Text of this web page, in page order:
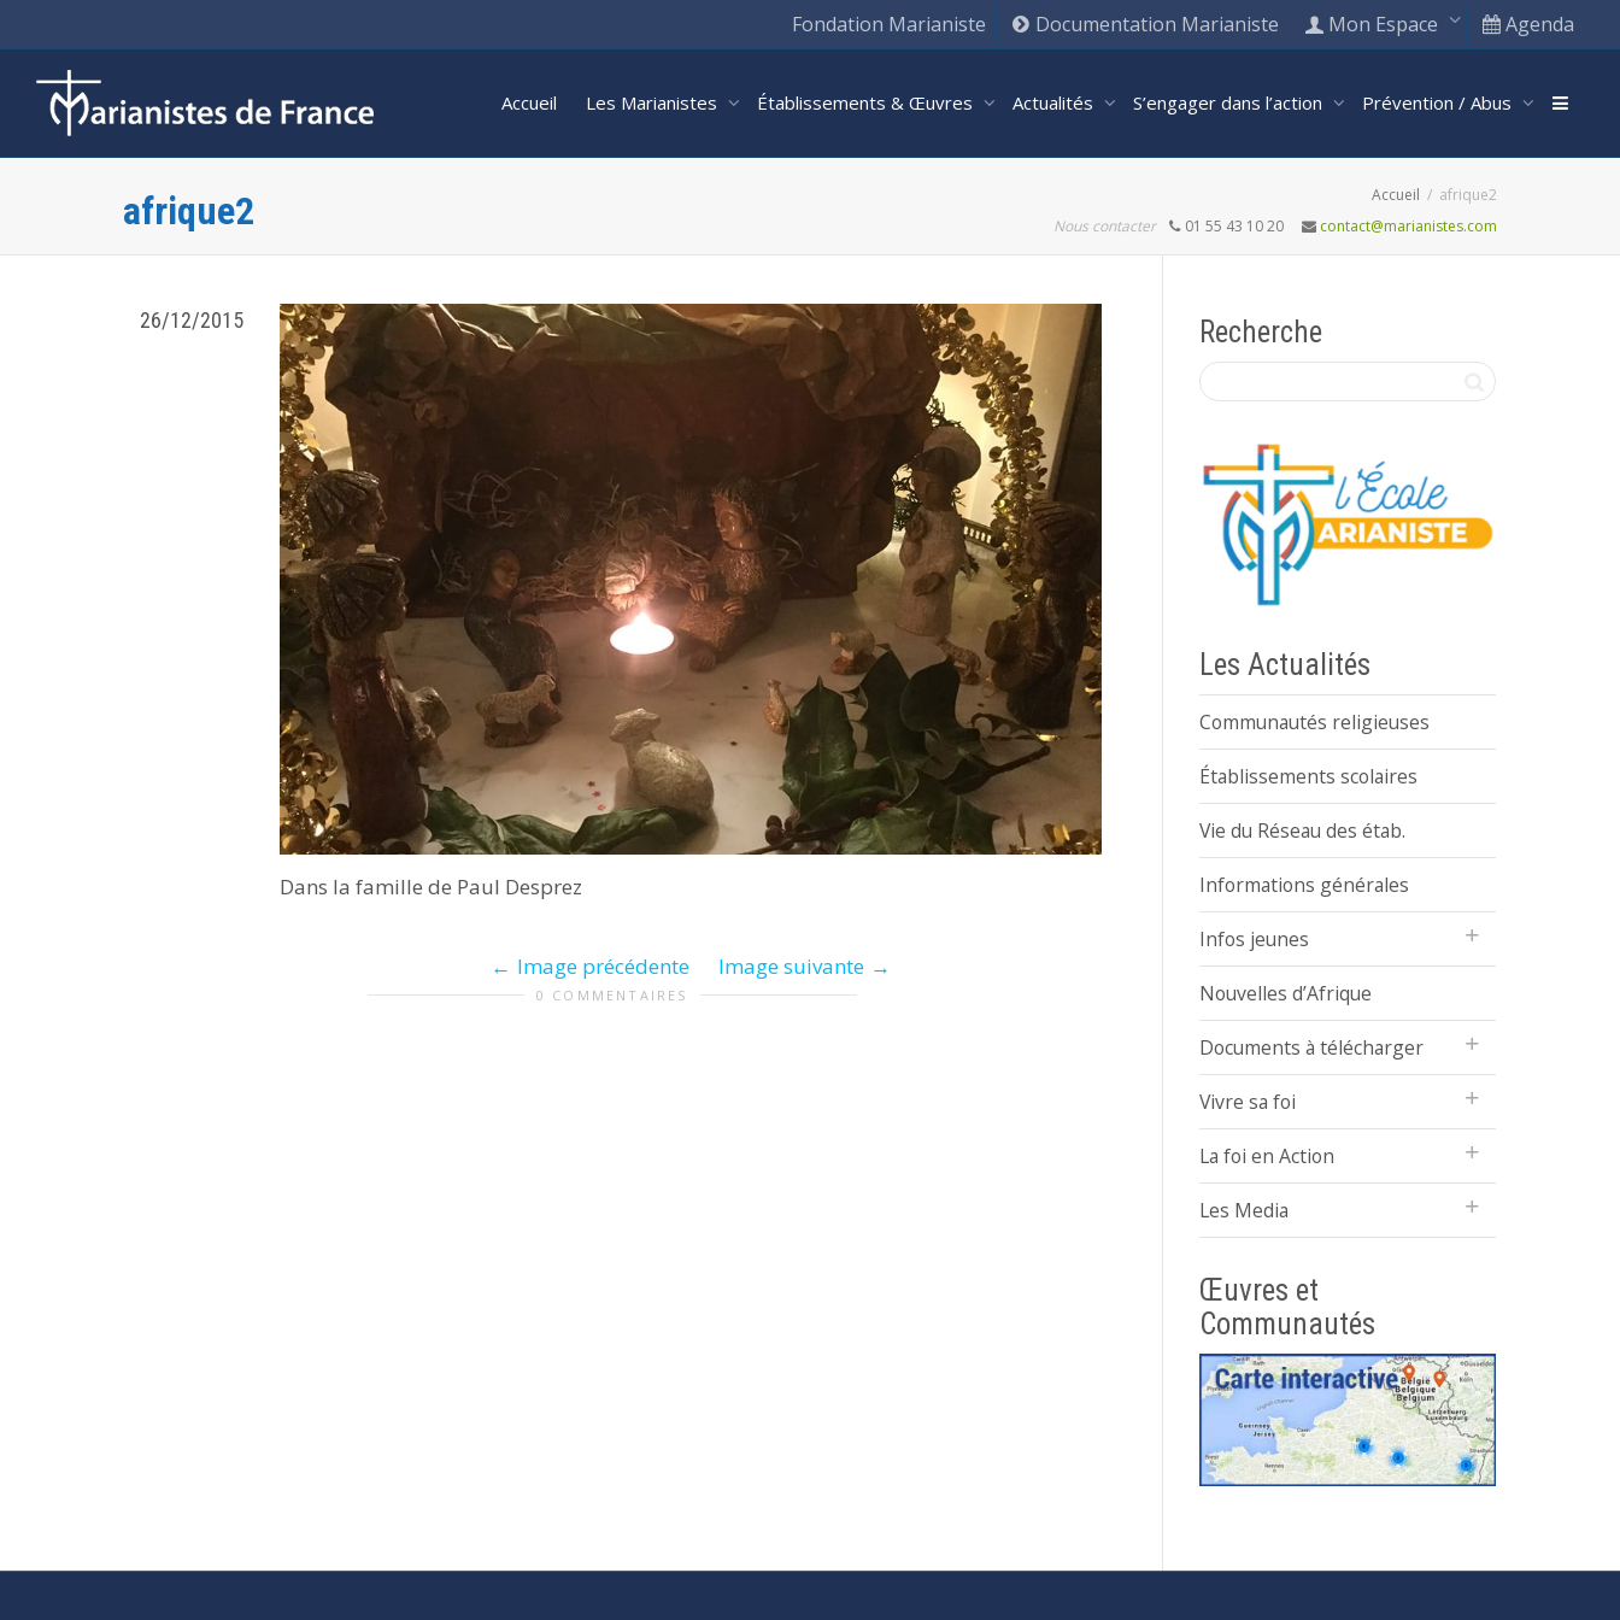
Fondation Marianiste Documentation Marianiste Mon Espace Agenda
Accueil Les Marianistes Établissements & Œuvres Actualités S’engager dans l’action Prévention / Abus
afrique2 Accueil
afrique2
Nous contacter
01 55 43 10 20 contact@marianistes.com
26/12/2015
Dans la famille de Paul Desprez
Image précédente Image suivante
0 COMMENTAIRES
Recherche
Les Actualités
Communautés religieuses
Établissements scolaires
Vie du Réseau des étab.
Informations générales
Infos jeunes
Nouvelles d’Afrique
Documents à télécharger
Vivre sa foi
La foi en Action
Les Media
Œuvres et
Communautés